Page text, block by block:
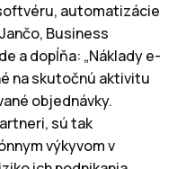
automatizácie
Business
a dopĺňa: „Náklady e-
na skutočnú aktivitu
objednávky.
sú tak
výkyvom v